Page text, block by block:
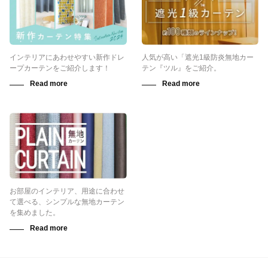
インテリアにあわせやすい新作ドレ
ープカーテンをご紹介します！
人気が高い「遮光1級防炎無地カー
テン『ツル』をご紹介。
お部屋のインテリア、用途に合わせ
て選べる、シンプルな無地カーテン
を集めました。